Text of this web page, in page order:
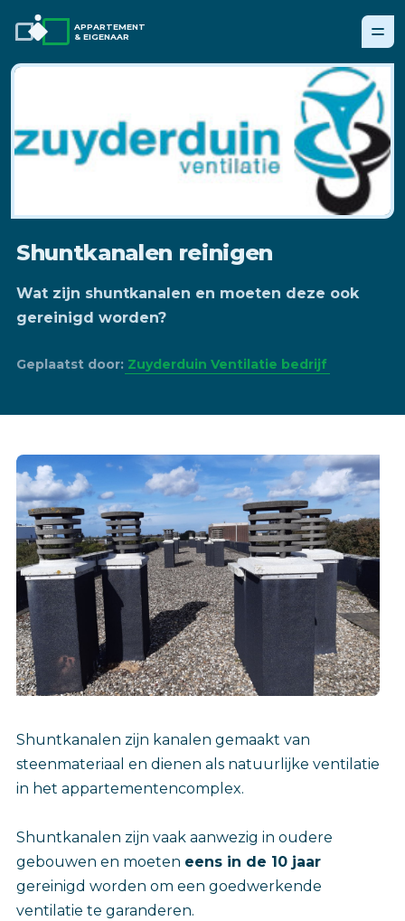
APPARTEMENT
& EIGENAAR
Shuntkanalen reinigen
Wat zijn shuntkanalen en moeten deze ook
gereinigd worden?
Geplaatst door: Zuyderduin Ventilatie bedrijf
Shuntkanalen zijn kanalen gemaakt van
steenmateriaal en dienen als natuurlijke ventilatie
in het appartementencomplex.
Shuntkanalen zijn vaak aanwezig in oudere
gebouwen en moeten eens in de 10 jaar
gereinigd worden om een goedwerkende
ventilatie te garanderen.